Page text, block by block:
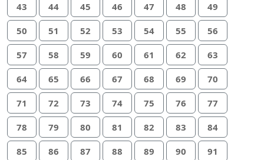
43 44 45 46 47 48 49
50 51 52 53 54 55 56
57 58 59 60 61 62 63
64 65 66 67 68 69 70
71 72 73 74 75 76 77
78 79 80 81 82 83 84
85 86 87 88 89 90 91